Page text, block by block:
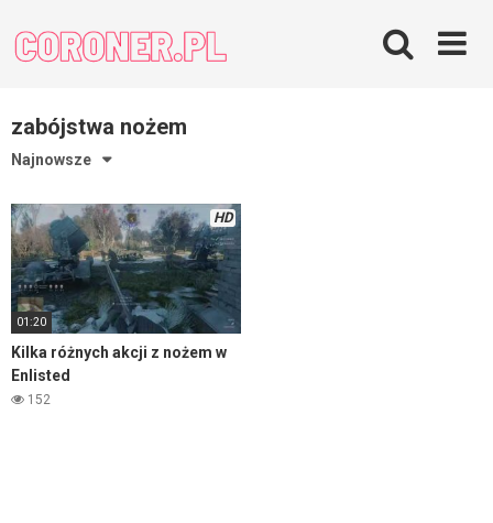
content
zabójstwa nożem
Najnowsze
HD
01:20
Kilka różnych akcji z nożem w
Enlisted
152